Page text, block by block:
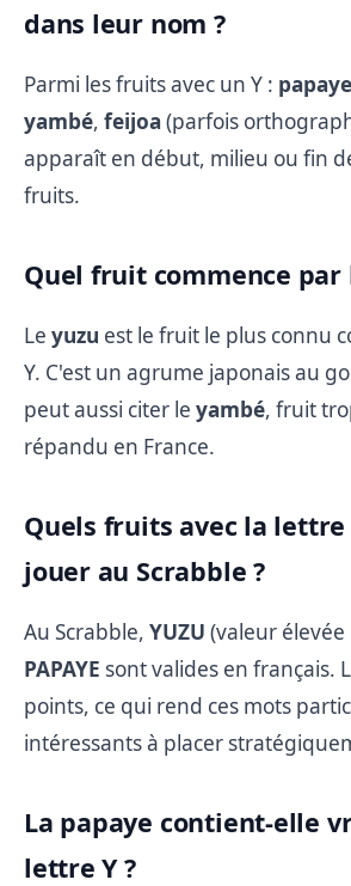
dans leur nom ?
Parmi les fruits avec un Y : papaye
yambé, feijoa(parfois
apparaît en début, milieu ou fin
fruits.
Quel fruit commence par
Le yuzu est le fruit le plus connu
Y. C'est un agrume japonais au
peut aussi citer le yambé, fruit
répandu en France.
Quels fruits avec la lettre
jouer au Scrabble ?
Au Scrabble, YUZU (valeur élevée
PAPAYE sont valides en français.
points, ce qui rend ces mots
intéressants à placer
La papaye contient-elle
lettre Y ?